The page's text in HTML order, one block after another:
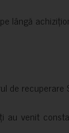
lângă
venit